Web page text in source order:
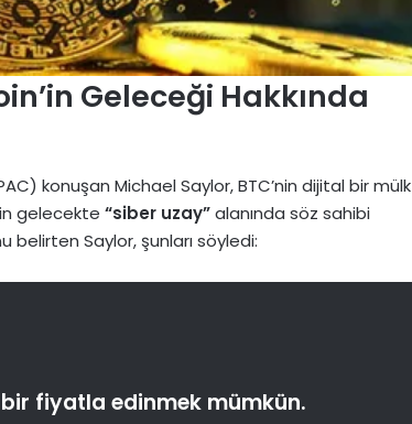
Geleceği Hakkında
konuşan Michael Saylor, BTC’nin dijital bir mülk
gelecekte “siber uzay”alanında söz sahibi
belirten Saylor, şunları söyledi:
fiyatla edinmek mümkün.